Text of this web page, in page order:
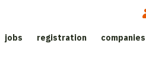
jobs registration companies